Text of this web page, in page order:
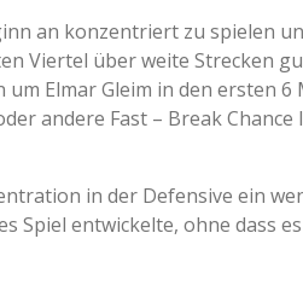
an konzentriert zu spielen
Viertel über weite Strecken
Elmar Gleim in den ersten 6
andere Fast – Break Chance
in der Defensive ein
Spiel entwickelte, ohne dass